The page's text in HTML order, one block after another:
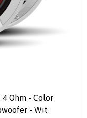
Marine Subwoofer - Wit